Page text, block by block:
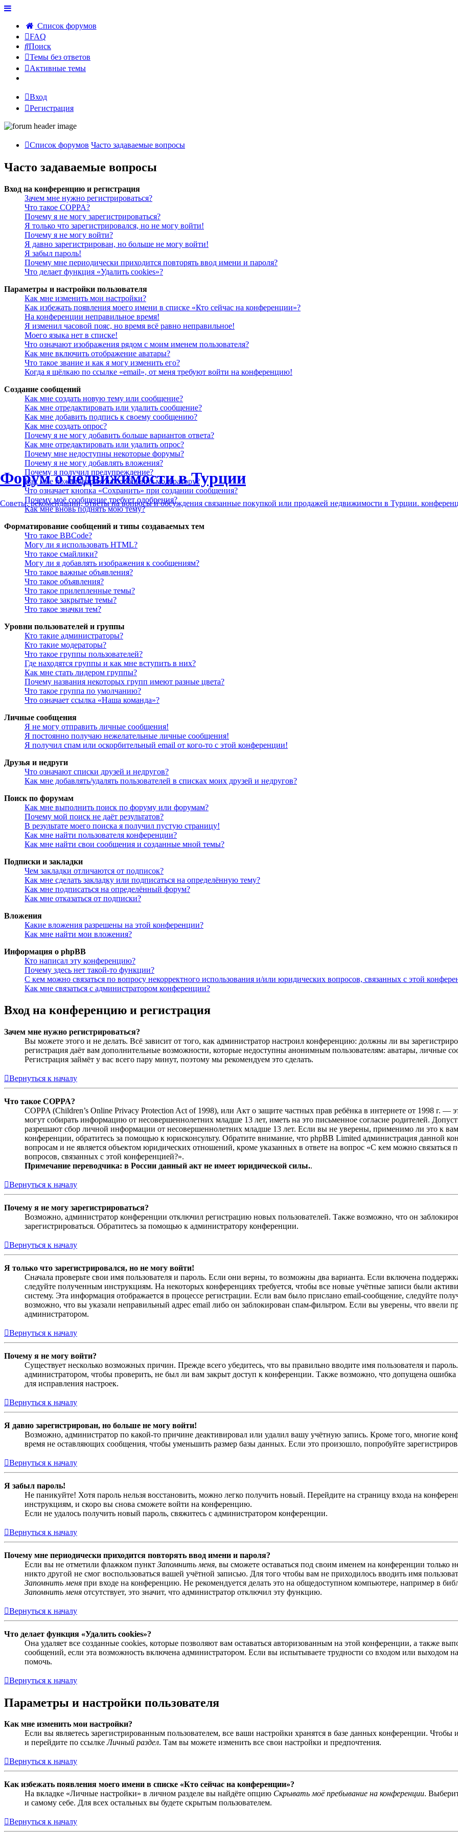
Список форумов
FAQ
Поиск
Темы без ответов
Активные темы
Вход
Регистрация
Форум о недвижимости в Турции
Советы, рекомендации, ответы на вопросы и обсуждения связанные покупкой или продажей недвижимости в Турции.
Список форумов Часто задаваемые вопросы
Часто задаваемые вопросы
Вход на конференцию и регистрация
Зачем мне нужно регистрироваться?
Что такое COPPA?
Почему я не могу зарегистрироваться?
Я только что зарегистрировался, но не могу войти!
Почему я не могу войти?
Я давно зарегистрирован, но больше не могу войти!
Я забыл пароль!
Почему мне периодически приходится повторять ввод имени и пароля?
Что делает функция «Удалить cookies»?
Параметры и настройки пользователя
Как мне изменить мои настройки?
Как избежать появления моего имени в списке «Кто сейчас на конференции»?
На конференции неправильное время!
Я изменил часовой пояс, но время всё равно неправильное!
Моего языка нет в списке!
Что означают изображения рядом с моим именем пользователя?
Как мне включить отображение аватары?
Что такое звание и как я могу изменить его?
Когда я щёлкаю по ссылке «email», от меня требуют войти на конференцию!
Создание сообщений
Как мне создать новую тему или сообщение?
Как мне отредактировать или удалить сообщение?
Как мне добавить подпись к своему сообщению?
Как мне создать опрос?
Почему я не могу добавить больше вариантов ответа?
Как мне отредактировать или удалить опрос?
Почему мне недоступны некоторые форумы?
Почему я не могу добавлять вложения?
Почему я получил предупреждение?
Как мне пожаловаться на сообщения модератору?
Что означает кнопка «Сохранить» при создании сообщения?
Почему моё сообщение требует одобрения?
Как мне вновь поднять мою тему?
Форматирование сообщений и типы создаваемых тем
Что такое BBCode?
Могу ли я использовать HTML?
Что такое смайлики?
Могу ли я добавлять изображения к сообщениям?
Что такое важные объявления?
Что такое объявления?
Что такое прилепленные темы?
Что такое закрытые темы?
Что такое значки тем?
Уровни пользователей и группы
Кто такие администраторы?
Кто такие модераторы?
Что такое группы пользователей?
Где находятся группы и как мне вступить в них?
Как мне стать лидером группы?
Почему названия некоторых групп имеют разные цвета?
Что такое группа по умолчанию?
Что означает ссылка «Наша команда»?
Личные сообщения
Я не могу отправить личные сообщения!
Я постоянно получаю нежелательные личные сообщения!
Я получил спам или оскорбительный email от кого-то с этой конференции!
Друзья и недруги
Что означают списки друзей и недругов?
Как мне добавлять/удалять пользователей в списках моих друзей и недругов?
Поиск по форумам
Как мне выполнить поиск по форуму или форумам?
Почему мой поиск не даёт результатов?
В результате моего поиска я получил пустую страницу!
Как мне найти пользователя конференции?
Как мне найти свои сообщения и созданные мной темы?
Подписки и закладки
Чем закладки отличаются от подписок?
Как мне сделать закладку или подписаться на определённую тему?
Как мне подписаться на определённый форум?
Как мне отказаться от подписки?
Вложения
Какие вложения разрешены на этой конференции?
Как мне найти мои вложения?
Информация о phpBB
Кто написал эту конференцию?
Почему здесь нет такой-то функции?
С кем можно связаться по вопросу некорректного использования и/или юридических вопросов, связанных с этой
Как мне связаться с администратором конференции?
Вход на конференцию и регистрация
Зачем мне нужно регистрироваться?
Вы можете этого и не делать. Всё зависит от того, как администратор настроил конференцию: должны ли вы
регистрация даёт вам дополнительные возможности, которые недоступны анонимным пользователям: аватары, личные
Регистрация займёт у вас всего пару минут, поэтому мы рекомендуем это сделать.
Вернуться к началу
Что такое COPPA?
COPPA (Children’s Online Privacy Protection Act of 1998), или Акт о защите частных прав ребёнка в интернете от 1998 г.
могут собирать информацию от несовершеннолетних младше 13 лет, иметь на это письменное согласие родителей.
разрешают сбор личной информации от несовершеннолетних младше 13 лет. Если вы не уверены, применимо ли это к
конференции, обратитесь за помощью к юрисконсульту. Обратите внимание, что phpBB Limited администрация данной
вопросам и не является объектом юридических отношений, кроме указанных в ответе на вопрос «С кем можно связаться
вопросов, связанных с этой конференцией?».
Примечание переводчика: в России данный акт не имеет юридической силы..
Вернуться к началу
Почему я не могу зарегистрироваться?
Возможно, администратор конференции отключил регистрацию новых пользователей. Также возможно, что он
зарегистрироваться. Обратитесь за помощью к администратору конференции.
Вернуться к началу
Я только что зарегистрировался, но не могу войти!
Сначала проверьте свои имя пользователя и пароль. Если они верны, то возможны два варианта. Если включена
следуйте полученным инструкциям. На некоторых конференциях требуется, чтобы все новые учётные записи были
систему. Эта информация отображается в процессе регистрации. Если вам было прислано email-сообщение, следуйте
возможно, что вы указали неправильный адрес email либо он заблокирован спам-фильтром. Если вы уверены, что ввели
администратором.
Вернуться к началу
Почему я не могу войти?
Существует несколько возможных причин. Прежде всего убедитесь, что вы правильно вводите имя пользователя и
администратором, чтобы проверить, не был ли вам закрыт доступ к конференции. Также возможно, что допущена
для исправления настроек.
Вернуться к началу
Я давно зарегистрирован, но больше не могу войти!
Возможно, администратор по какой-то причине деактивировал или удалил вашу учётную запись. Кроме того, многие
время не оставляющих сообщения, чтобы уменьшить размер базы данных. Если это произошло, попробуйте
Вернуться к началу
Я забыл пароль!
Не паникуйте! Хотя пароль нельзя восстановить, можно легко получить новый. Перейдите на страницу входа на
инструкциям, и скоро вы снова сможете войти на конференцию.
Если не удалось получить новый пароль, свяжитесь с администратором конференции.
Вернуться к началу
Почему мне периодически приходится повторять ввод имени и пароля?
Если вы не отметили флажком пункт Запомнить меня, вы сможете оставаться под своим именем на конференции только
никто другой не смог воспользоваться вашей учётной записью. Для того чтобы вам не приходилось вводить имя
Запомнить меня при входе на конференцию. Не рекомендуется делать это на общедоступном компьютере, например в
Запомнить меня отсутствует, это значит, что администратор отключил эту функцию.
Вернуться к началу
Что делает функция «Удалить cookies»?
Она удаляет все созданные cookies, которые позволяют вам оставаться авторизованным на этой конференции, а также
сообщений, если эта возможность включена администратором. Если вы испытываете трудности со входом или выходом
помочь.
Вернуться к началу
Параметры и настройки пользователя
Как мне изменить мои настройки?
Если вы являетесь зарегистрированным пользователем, все ваши настройки хранятся в базе данных конференции.
и перейдите по ссылкеЛичный раздел. Там вы можете изменить все свои настройки и предпочтения.
Вернуться к началу
Как избежать появления моего имени в списке «Кто сейчас на конференции»?
На вкладке «Личные настройки» в личном разделе вы найдёте опцию Скрывать моё пребывание на конференции.
и самому себе. Для всех остальных вы будете скрытым пользователем.
Вернуться к началу